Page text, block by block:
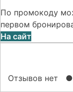
По промокоду
первом
На сайт
Отзывов нет ●